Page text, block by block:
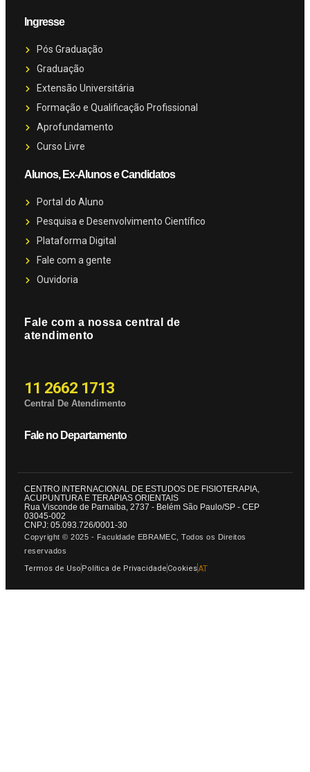
Ingresse
Pós Graduação
Graduação
Extensão Universitária
Formação e Qualificação Profissional
Aprofundamento
Curso Livre
Alunos, Ex-Alunos e Candidatos
Portal do Aluno
Pesquisa e Desenvolvimento Científico
Plataforma Digital
Fale com a gente
Ouvidoria
Fale com a nossa central de
atendimento
11 2662 1713
Central De Atendimento
Fale no Departamento
CENTRO INTERNACIONAL DE ESTUDOS DE FISIOTERAPIA,
ACUPUNTURA E TERAPIAS ORIENTAIS
Rua Visconde de Parnaiba, 2737 - Belém São Paulo/SP - CEP
03045-002
CNPJ: 05.093.726/0001-30
Copyright © 2025 - Faculdade EBRAMEC, Todos os Direitos
reservados
Termos de Uso Política de Privacidade CookiesAT